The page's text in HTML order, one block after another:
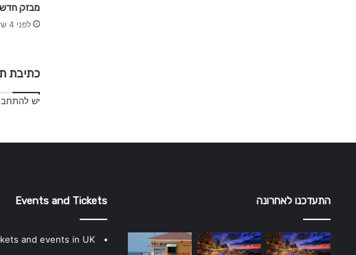
מבזק
לפני 4 שעות
כתיבת
יש
התעדכנו לאחרונה Events and Tickets
and events in UK